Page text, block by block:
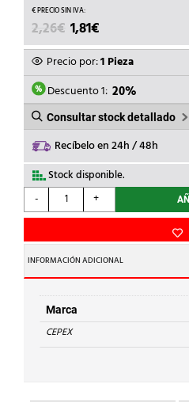
2,26€ EL
PRECIO
ORIGINAL
ERA:
2,26€.
1,81€
PRECIO
ACTUAL
ES:
1,81€.
Precio por:1 Pieza
Descuento 1: 20%
Consultar stock detallado
Recíbelo en 24h / 48h
Stock disponible.
-
CEPEX
-
DOBLE
ROSCA
PVC
1.1/2''
cantidad
+
INFORMACIÓN ADICIONAL
Marca
CEPEX